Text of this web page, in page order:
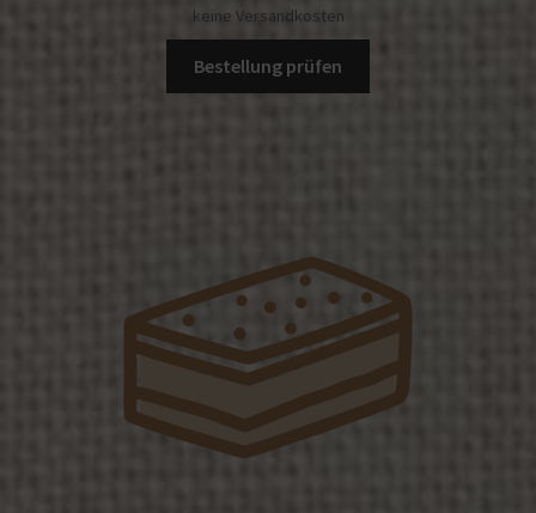
keine Versandkosten
Bestellung prüfen